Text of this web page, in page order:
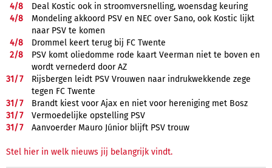
4/8
Deal Kostic ook in stroomversnelling, woensdag keuring
4/8
Mondeling akkoord PSV en NEC over Sano, ook Kostic lijkt
naar PSV te komen
4/8
Drommel keert terug bij FC Twente
2/8
PSV komt oliedomme rode kaart Veerman niet te boven en
wordt vernederd door AZ
31/7
Rijsbergen leidt PSV Vrouwen naar indrukwekkende zege
tegen FC Twente
31/7
Brandt kiest voor Ajax en niet voor hereniging met Bosz
31/7
Vermoedelijke opstelling PSV
31/7 Aanvoerder Mauro Júnior blijft PSV trouw
Stel hier in welk nieuws jij belangrijk vindt.